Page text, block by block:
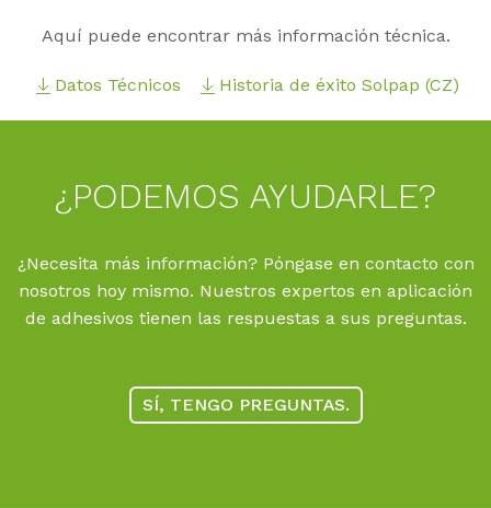
Aquí puede encontrar más información técnica.
Datos Técnicos Historia de éxito Solpap (CZ)
¿PO­DE­MOS AYU­DAR­LE?
¿Necesita más información? Póngase en contacto con
nosotros hoy mismo. Nuestros expertos en aplicación
de adhesivos tienen las respuestas a sus preguntas.
SÍ, TENGO PREGUNTAS.